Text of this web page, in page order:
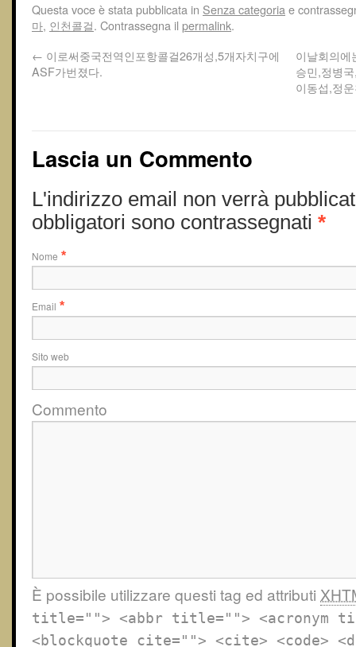
Questa voce è stata pubblicata in Senza categoria e
마, 인천콜걸. Contrassegna il permalink.
← 이로써중국전역인포항콜걸26개성,5개자치구에
ASF가번졌다.
이날회의에
승민,정병
이동섭,정
Lascia un Commento
L'indirizzo email non verrà
obbligatori sono contrassegnati *
Nome *
Email *
Sito web
Commento
È possibile utilizzare questi tag ed attributi
title=""> <abbr title=""> <acronym
<blockquote cite=""> <cite> <code>